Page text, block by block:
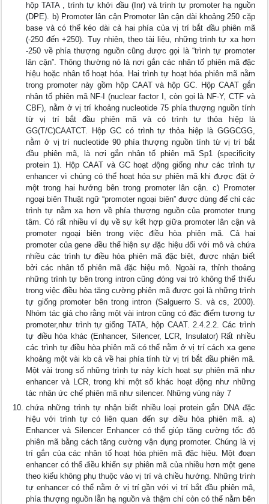
hộp TATA , trình tự khởi đầu (Inr) và trình tự promoter hạ nguồn
(DPE). b) Promoter lân cận Promoter lân cận dài khoảng 250 cặp
base và có thể kéo dài cả hai phía của vị trí bắt đầu phiên mã
(-250 đến +250). Tuy nhiên, theo tài liệu, những trình tự xa hơn
-250 về phía thượng nguồn cũng được gọi là “trình tự promoter
lân cận”. Thông thường nó là nơi gắn các nhân tố phiên mã đặc
hiệu hoặc nhân tố hoạt hóa. Hai trình tự hoạt hóa phiên mã nằm
trong promoter này gồm hộp CAAT và hộp GC. Hộp CAAT gắn
nhân tố phiên mã NF-I (nuclear factor I, còn gọi là NF-Y, CTF và
CBF), nằm ở vị trí khoảng nucleotide 75 phía thượng nguồn tính
từ vị trí bắt đầu phiên mã và có trình tự thỏa hiệp là
GG(T/C)CAATCT. Hộp GC có trình tự thỏa hiệp là GGGCGG,
nằm ở vị trí nucleotide 90 phía thượng nguồn tính từ vị trí bắt
đầu phiên mã, là nơi gắn nhân tố phiên mã Sp1 (specificity
protein 1). Hộp CAAT và GC hoạt động giống như các trình tự
enhancer vì chúng có thể hoạt hóa sự phiên mã khi được đặt ở
một trong hai hướng bên trong promoter lân cận. c) Promoter
ngoại biên Thuật ngữ “promoter ngoại biên” được dùng để chỉ các
trình tự nằm xa hơn về phía thượng nguồn của promoter trung
tâm. Có rất nhiều ví dụ về sự kết hợp giữa promoter lân cận và
promoter ngoại biên trong việc điều hòa phiên mã. Cả hai
promoter của gene đều thể hiện sự đặc hiệu đối với mô và chứa
nhiều các trình tự điều hòa phiên mã đặc biệt, được nhận biết
bởi các nhân tố phiên mã đặc hiệu mô. Ngoài ra, thỉnh thoảng
những trình tự bên trong intron cũng đóng vai trò không thể thiếu
trong việc điều hòa tăng cường phiên mã được gọi là những trình
tự giống promoter bên trong intron (Salguerro S. và cs, 2000).
Nhóm tác giả cho rằng một vài intron cũng có đặc điểm tương tự
promoter,như trình tự giống TATA, hộp CAAT. 2.4.2.2. Các trình
tự điều hòa khác (Enhancer, Silencer, LCR, Insulator) Rất nhiều
các trình tự điều hòa phiên mã có thể nằm ở vị trí cách xa gene
khoảng một vài kb cả về hai phía tính từ vị trí bắt đầu phiên mã.
Một vài trong số những trình tự này kích hoạt sự phiên mã như
enhancer và LCR, trong khi một số khác hoạt động như những
tác nhân ức chế phiên mã như silencer. Những vùng này 7
chứa những trình tự nhận biết nhiều loại protein gắn DNA đặc
hiệu với trình tự có liên quan đến sự điều hòa phiên mã. a)
Enhancer và Silencer Enhancer có thể giúp tăng cường tốc độ
phiên mã bằng cách tăng cường vận dụng promoter. Chúng là vị
trí gắn của các nhân tố hoạt hóa phiên mã đặc hiệu. Một đoạn
enhancer có thể điều khiển sự phiên mã của nhiều hơn một gene
theo kiểu không phụ thuộc vào vị trí và chiều hướng. Những trình
tự enhancer có thể nằm ở vị trí gần với vị trí bắt đầu phiên mã,
phía thượng nguồn lẫn hạ nguồn và thậm chí còn có thể nằm bên